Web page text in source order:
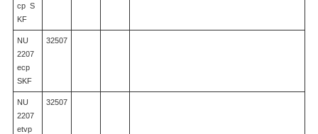
cp S
KF
NU
2207
ecp
SKF
32507
NU
2207
etvp
32507